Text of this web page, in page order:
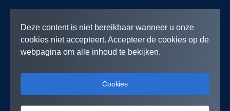
Deze content is niet bereikbaar wanneer u onze
cookies niet accepteert. Accepteer de cookies op de
webpagina om alle inhoud te bekijken.
Cookies